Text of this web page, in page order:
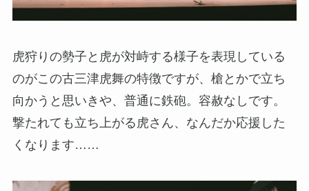
虎狩りの勢子と虎が対峙する様子を表現している
のがこの古三津虎舞の特徴ですが、槍とかで立ち
向かうと思いきや、普通に鉄砲。容赦なしです。
撃たれても立ち上がる虎さん、なんだか応援した
くなります……